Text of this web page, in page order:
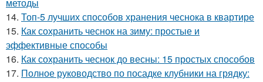
14. Топ-5 лучших способов хранения чеснока в квартире
15. Как сохранить чеснок на зиму: простые и
эффективные способы
16. Как сохранить чеснок до весны: 15 простых способов
17. Полное руководство по посадке клубники на грядку: